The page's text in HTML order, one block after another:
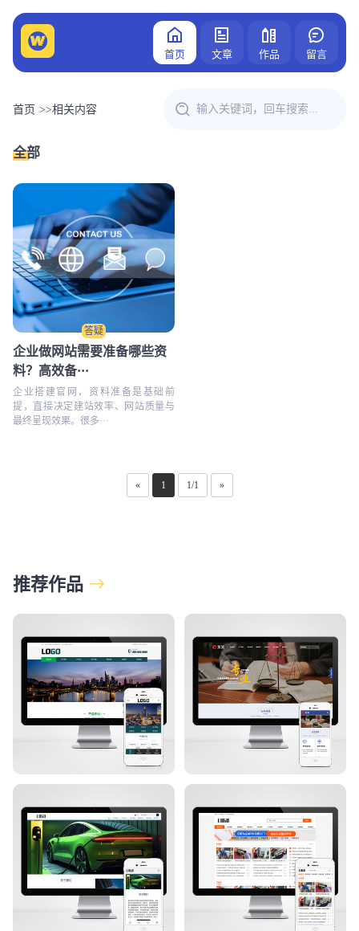
首页 文章 作品 留言
首页 >>相关内容
全部
答疑
企业做网站需要准备哪些资
料？高效备···
企业搭建官网，资料准备是基础前
提，直接决定建站效率、网站质量与
最终呈现效果。很多···
« 1 1/1 »
推荐作品